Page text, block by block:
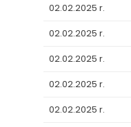
02.02.2025 r.
02.02.2025 r.
02.02.2025 r.
02.02.2025 r.
02.02.2025 r.